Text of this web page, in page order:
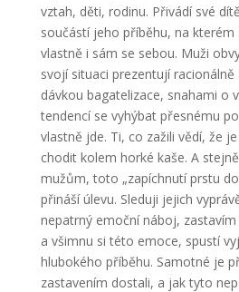
vztah, děti, rodinu. Přivádí své
součástí jeho příběhu, na kterém
vlastně i sám se sebou. Muži
svojí situaci prezentují
dávkou bagatelizace, snahami o
tendencí se vyhýbat přesnému
vlastně jde. Ti, co zažili vědí, že
chodit kolem horké kaše. A
mužům, toto „zapíchnutí prstu
přináší úlevu. Sleduji jejich
nepatrný emoční náboj,
a všimnu si této emoce, spustí
hlubokého příběhu. Samotné je
zastavením dostali, a jak tyto